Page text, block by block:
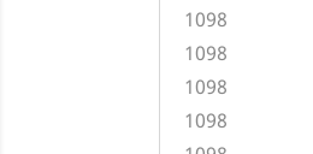
1098
1098
1098
1098